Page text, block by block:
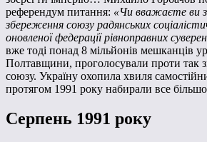
референдум питання: «Чи вважаєте ви
збереження союзу радянських
оновленої федерації рівноправних
вже тоді понад 8 мільйонів мешканців
Полтавщини, проголосували проти так
союзу. Україну охопила хвиля
протягом 1991 року набирали все
Серпень 1991 року